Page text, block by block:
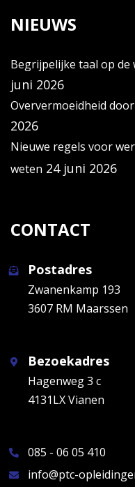
NIEUWS
Begrijpelijke taal op
juni 2026
Oververmoeidheid
2026
Nieuwe regels voor
weten 24 juni 2026
CONTACT
Postadres
Zwanenkamp 193
3607 RM Maarssen
Bezoekadres
Hagenweg 3 c
4131LX Vianen
085 - 06 05 410
info@ptc-